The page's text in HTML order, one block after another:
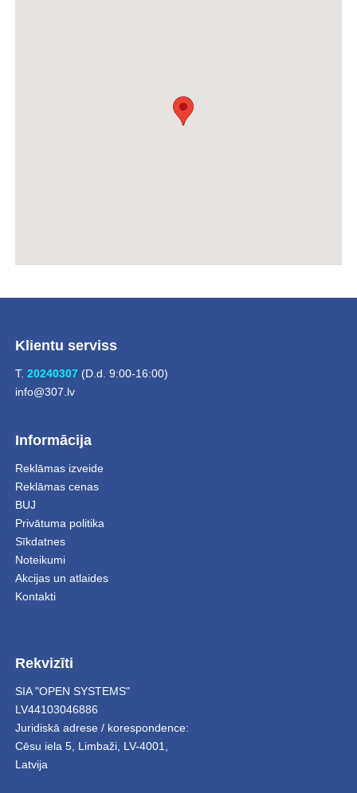
Klientu serviss
T. 20240307(D.d. 9:00-16:00)
info@307.lv
Informācija
Reklāmas izveide
Reklāmas cenas
BUJ
Privātuma politika
Sīkdatnes
Noteikumi
Akcijas un atlaides
Kontakti
Rekvizīti
SIA "OPEN SYSTEMS"
LV44103046886
Juridiskā adrese / korespondence:
Cēsu iela 5, Limbaži, LV-4001,
Latvija